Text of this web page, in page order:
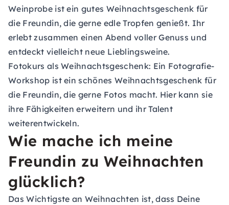
Weinprobe ist ein gutes Weihnachtsgeschenk für
die Freundin, die gerne edle Tropfen genießt. Ihr
erlebt zusammen einen Abend voller Genuss und
entdeckt vielleicht neue Lieblingsweine.
Fotokurs als Weihnachtsgeschenk: Ein Fotografie-
Workshop ist ein schönes Weihnachtsgeschenk für
die Freundin, die gerne Fotos macht. Hier kann sie
ihre Fähigkeiten erweitern und ihr Talent
weiterentwickeln.
Wie mache ich meine
Freundin zu Weihnachten
glücklich?
Das Wichtigste an Weihnachten ist, dass Deine